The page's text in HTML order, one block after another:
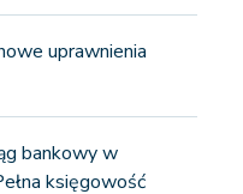
uprawnienia
bankowy w
księgowość